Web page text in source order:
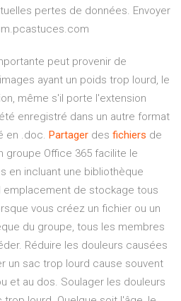
pertes de données. Envoyer
peut provenir de
ayant un poids trop lourd, le
même s'il porte l'extension
enregistré dans un autre format
en .doc. Partager des fichiers de
groupe Office 365 facilite le
en incluant une bibliothèque
emplacement de stockage tous
vous créez un fichier ou un
du groupe, tous les membres
Réduire les douleurs causées
un sac trop lourd cause souvent
et au dos. Soulager les douleurs